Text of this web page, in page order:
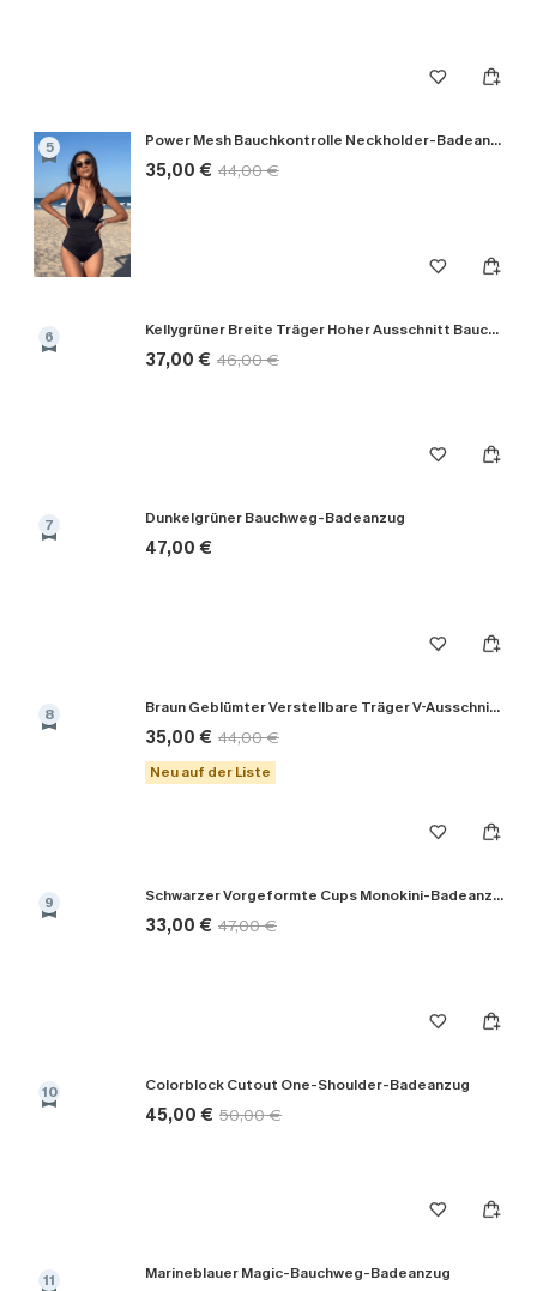
5 Power Mesh Bauchkontrolle Neckholder-Badeanzug
35,00 € 44,00 €
6 Kellygrüner Breite Träger Hoher Ausschnitt Bauchweg-Badeanzug
37,00 € 46,00 €
7 Dunkelgrüner Bauchweg-Badeanzug
47,00 €
8 Braun Geblümter Verstellbare Träger V-Ausschnitt Badeanzug
35,00 € 44,00 €
Neu auf der Liste
9 Schwarzer Vorgeformte Cups Monokini-Badeanzug
33,00 € 47,00 €
10 Colorblock Cutout One-Shoulder-Badeanzug
45,00 € 50,00 €
11 Marineblauer Magic-Bauchweg-Badeanzug